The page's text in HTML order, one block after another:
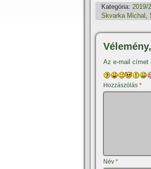
Kategória: 2019/
Skvarka Michal ,
Az e-mail címet
Hozzászólás *
Név *